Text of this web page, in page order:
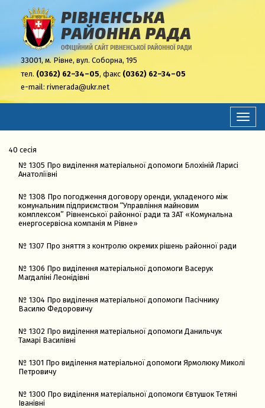
33001,м. Рівне, вул. Соборна, 195
тел. (0362) 62–34–05, факс (0362) 62–34–05
e-mail: rivnerada@ukr.net
40 сесія
№ 1305 Про виділення матеріальної допомоги Блохіній Ларисі
Анатоліївні
№ 1308 Про погодження договору оренди, укладеного між
комунальним підприємством “Управління майновим
комплексом” Рівненської районної ради та ЗАТ «Комунальна
енергосервісна компанія м Рівне»
№ 1307 Про зняття з контролю окремих рішень районної ради
№ 1306 Про виділення матеріальної допомоги Васерук
Магдаліні Леонідівні
№ 1304 Про виділення матеріальної допомоги Пасічнику
Василю Федоровичу
№ 1302 Про виділення матеріальної допомоги Данильчук
Тамарі Василівні
№ 1301 Про виділення матеріальної допомоги Ярмолюку Миколі
Петровичу
№ 1300 Про виділення матеріальної допомоги Євтушок Тетяні
Іванівні